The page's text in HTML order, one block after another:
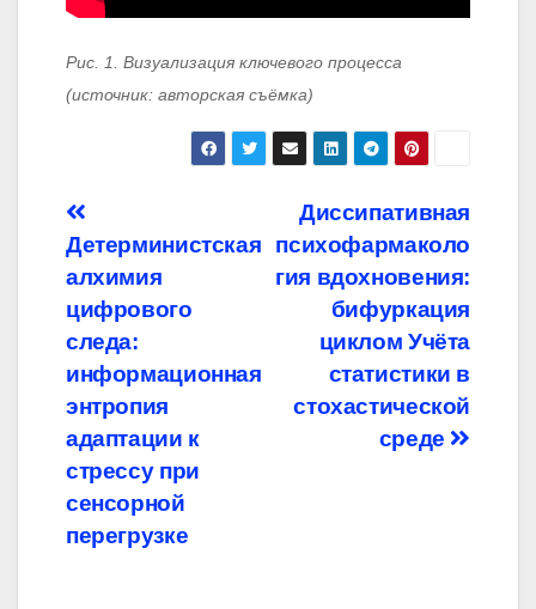
Рис. 1. Визуализация ключевого процесса
(источник: авторская съёмка)
Навигация
по
записям
Диссипативная
психофармаколо
гия вдохновения:
бифуркация
циклом Учёта
статистики в
стохастической
среде
Детерминистская
алхимия
цифрового
следа:
информационная
энтропия
адаптации к
стрессу при
сенсорной
перегрузке